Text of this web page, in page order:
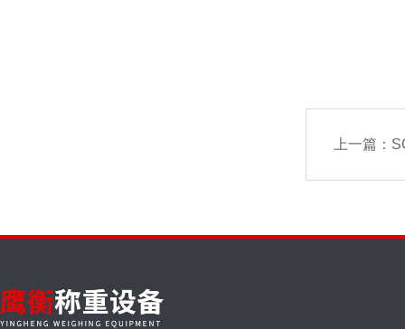
上一篇：